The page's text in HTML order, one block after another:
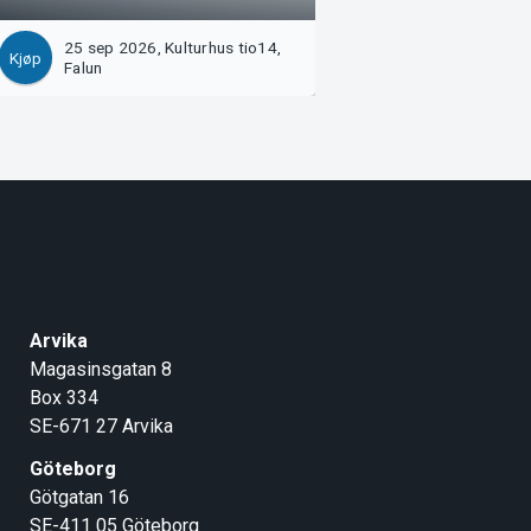
Kjøp
25 sep 2026, Kulturhus tio14,
Falun
Arvika
Magasinsgatan 8
Box 334
SE-671 27 Arvika
Göteborg
Götgatan 16
SE-411 05 Göteborg